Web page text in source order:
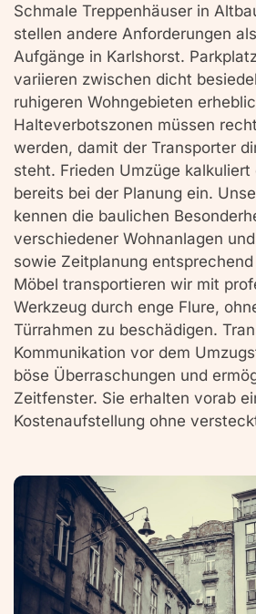
Schmale Treppenhäuser in
stellen andere Anforderungen
Aufgänge in Karlshorst.
variieren zwischen dicht
ruhigeren Wohngebieten
Halteverbotszonen müssen
werden, damit der Transporter
steht. Frieden Umzüge kalkuliert
bereits bei der Planung ein.
kennen die baulichen
verschiedener Wohnanlagen
sowie Zeitplanung
Möbel transportieren wir mit
Werkzeug durch enge Flure,
Türrahmen zu beschädigen.
Kommunikation vor dem
böse Überraschungen und
Zeitfenster. Sie erhalten vorab
Kostenaufstellung ohne